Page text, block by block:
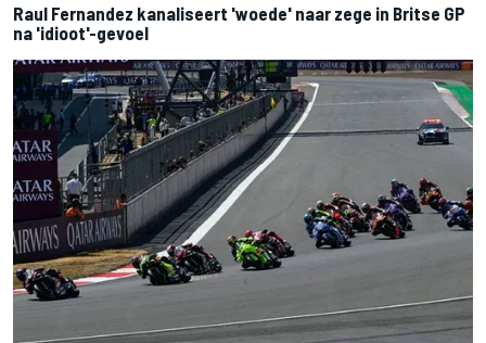
Raul Fernandez kanaliseert 'woede' naar zege in Britse GP
na 'idioot'-gevoel